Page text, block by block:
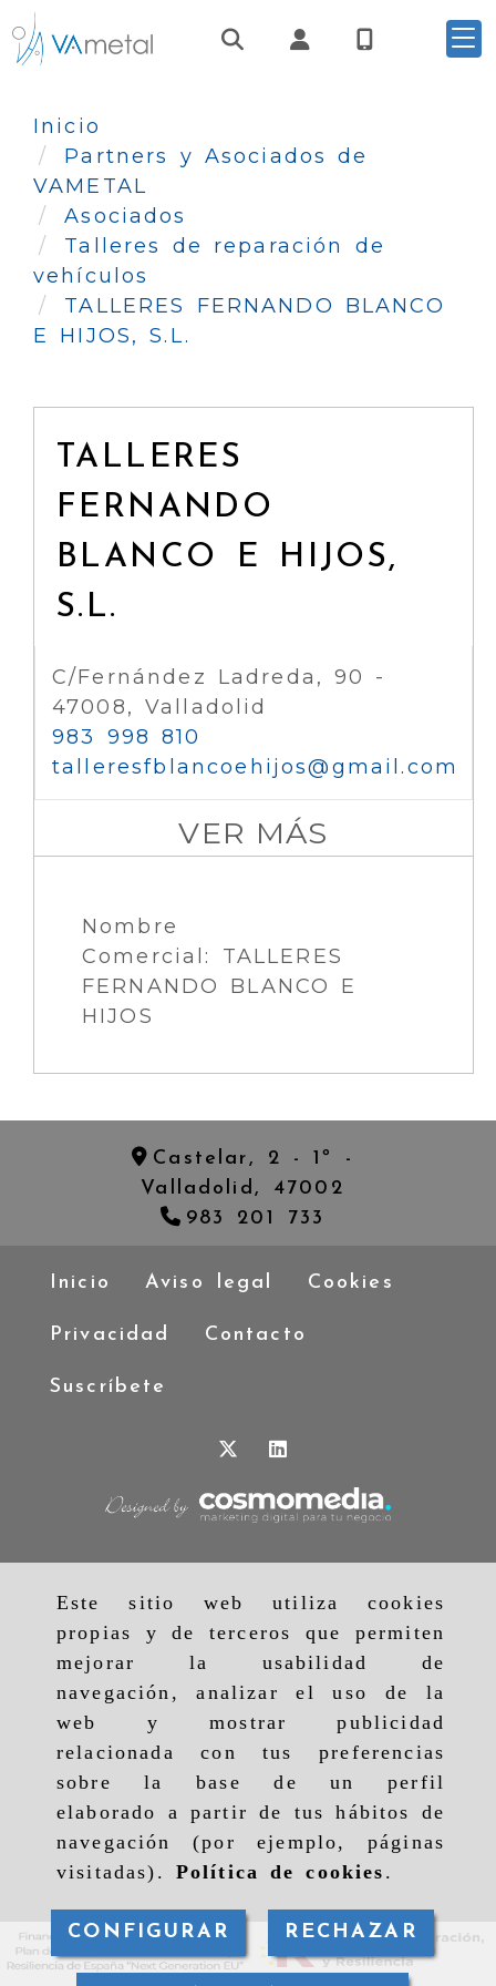
Este sitio web utiliza cookies
propias y de terceros que permiten
mejorar la usabilidad de
navegación, analizar el uso de la
web y mostrar publicidad
relacionada con tus preferencias
sobre la base de un perfil
elaborado a partir de tus hábitos de
navegación (por ejemplo, páginas
visitadas). Política de cookies .
CONFIGURAR RECHAZAR
Identifícate
Inicio
Partners y Asociados de
VAMETAL
Asociados
Talleres de reparación de
vehículos
TALLERES FERNANDO BLANCO
E HIJOS, S.L.
TALLERES
FERNANDO
BLANCO E HIJOS,
S.L.
C/Fernández Ladreda, 90 -
47008, Valladolid
983 998 810
talleresfblancoehijos
gmail.com
VER MÁS
Nombre
Comercial: TALLERES
FERNANDO BLANCO E
HIJOS
Castelar, 2 - 1º -
Valladolid, 47002
983 201 733
Inicio Aviso legal Cookies
Privacidad Contacto
Suscríbete